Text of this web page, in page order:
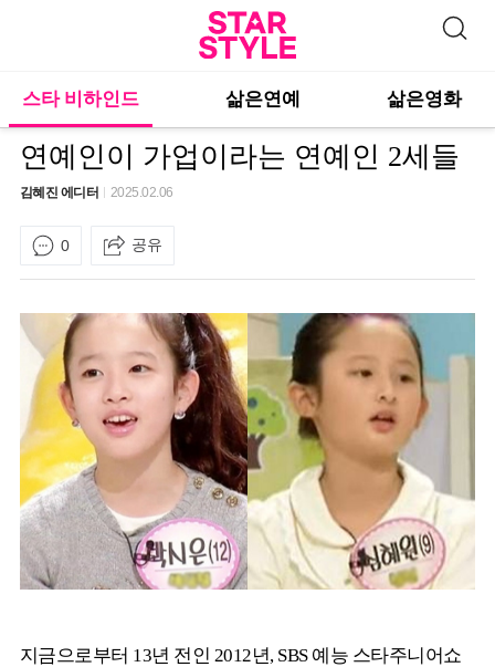
스타 비하인드 삶은연예 삶은영화
연예인이 가업이라는 연예인 2세들
김혜진 에디터 2025.02.06
0 공유
지금으로부터 13년 전인 2012년, SBS 예능 스타주니어쇼